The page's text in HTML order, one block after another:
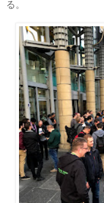
る。